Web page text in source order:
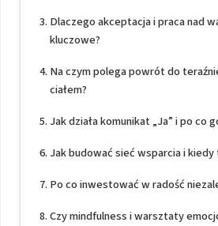
Dlaczego akceptacja i praca nad
kluczowe?
Na czym polega powrót do
ciałem?
Jak działa komunikat „Ja” i po co
Jak budować sieć wsparcia i kiedy
Po co inwestować w radość
Czy mindfulness i warsztaty